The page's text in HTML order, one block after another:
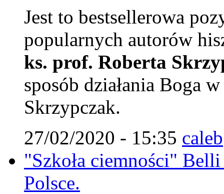
Jest to bestsellerowa
popularnych autorów
ks. prof. Roberta
sposób działania Boga
Skrzypczak.
27/02/2020 - 15:35 caleb
"Szkoła ciemności"
Polsce.